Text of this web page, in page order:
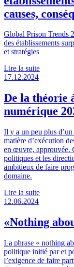
causes,
Global Prison Trends
des établissements
et stratégies
Lire la suite
17.12.2024
De la théorie
numérique
Il y a un peu plus
matière d’exécution
en œuvre, approuvée.
politiques et les
ambitieux de faire
domaine.
Lire la suite
12.06.2024
«Nothing
La phrase « nothing
politique initié par et
l’exigence de faire